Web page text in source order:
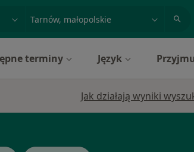
nazwiskomiasto lub dzielnica
terminy Język
Jak działają wyniki